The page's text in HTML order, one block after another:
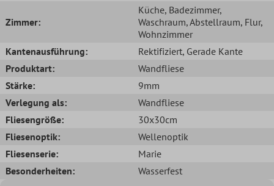
Zimmer:
Küche, Badezimmer,
Waschraum, Abstellraum, Flur,
Wohnzimmer
Kantenausführung:
Rektifiziert, Gerade Kante
Produktart:
Wandfliese
Stärke:
9mm
Verlegung als:
Wandfliese
Fliesengröße:
30x30cm
Fliesenoptik:
Wellenoptik
Fliesenserie:
Marie
Besonderheiten:
Wasserfest